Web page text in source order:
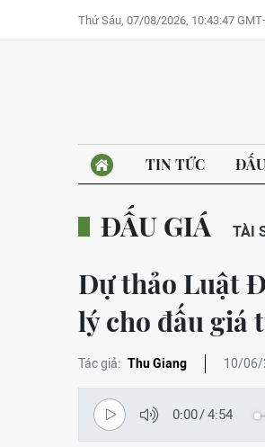
Thứ Sáu, 07/08/2026, 10:43:47
TIN TỨC
ĐẤU GIÁ TÀI
Dự thảo Luật
lý cho đấu giá
Tác giả: Thu Giang 10/06/
0:00/4:54